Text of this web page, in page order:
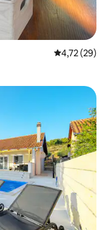
Évaluation
4,72 (29)